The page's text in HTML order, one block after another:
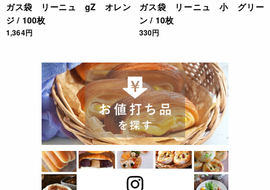
ガス袋 リーニュ gZ オレン
ジ / 100枚
1,364円
ガス袋 リーニュ 小 グリー
ン / 10枚
330円